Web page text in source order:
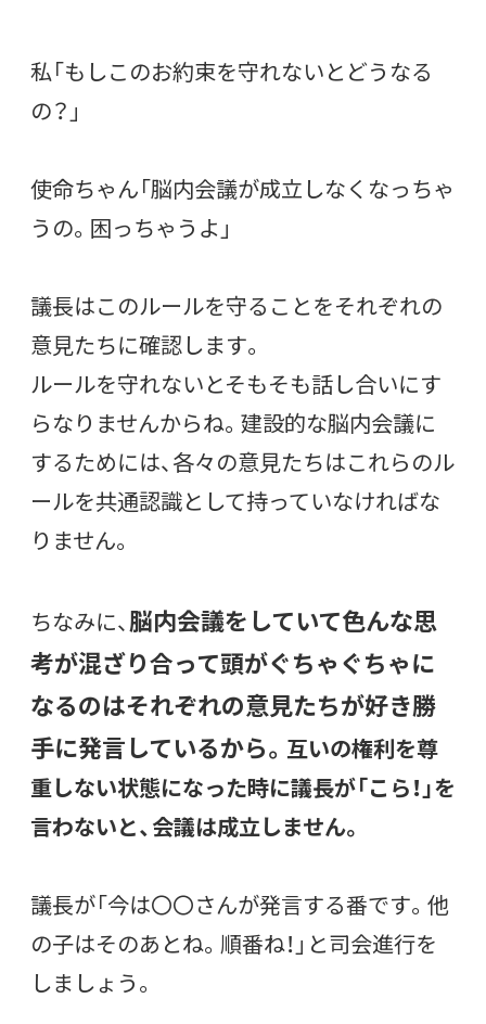
私「もしこのお約束を守れないとどうなる
の？」
使命ちゃん「脳内会議が成立しなくなっちゃ
うの。困っちゃうよ」
議長はこのルールを守ることをそれぞれの
意見たちに確認します。
ルールを守れないとそもそも話し合いにす
らなりませんからね。建設的な脳内会議に
するためには、各々の意見たちはこれらのル
ールを共通認識として持っていなければな
りません。
ちなみに、 脳内会議をしていて色んな思
考が混ざり合って頭がぐちゃぐちゃに
なるのはそれぞれの意見たちが好き勝
手に発言しているから。 互いの権利を尊
重しない状態になった時に議長が「こら！」を
言わないと、会議は成立しません。
議長が「今は〇〇さんが発言する番です。他
の子はそのあとね。順番ね！」と司会進行を
しましょう。